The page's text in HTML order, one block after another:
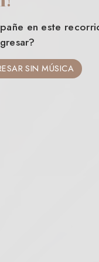
en este
SIN MÚSICA